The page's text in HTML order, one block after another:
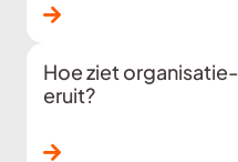
Lees verder
Hoe ziet
eruit?
Lees verder